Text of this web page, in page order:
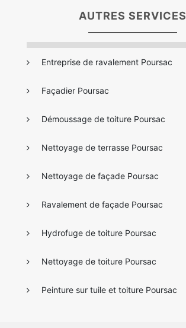
AUTRES SERVICES
Entreprise de ravalement Poursac
Façadier Poursac
Démoussage de toiture Poursac
Nettoyage de terrasse Poursac
Nettoyage de façade Poursac
Ravalement de façade Poursac
Hydrofuge de toiture Poursac
Nettoyage de toiture Poursac
Peinture sur tuile et toiture Poursac